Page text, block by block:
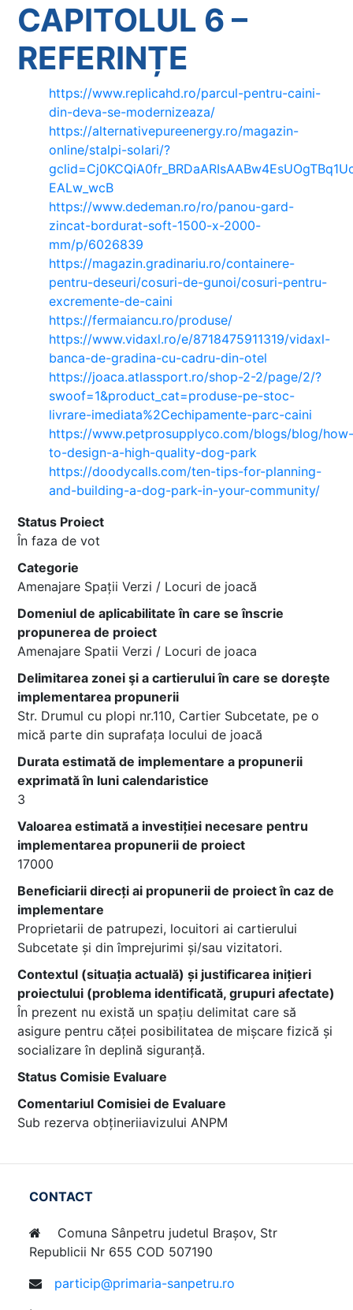
CAPITOLUL 6 –
REFERINȚE
https://www.replicahd.ro/parcul-pentru-caini-
din-deva-se-modernizeaza/
https://alternativepureenergy.ro/magazin-
online/stalpi-solari/?
EALw_wcB
https://www.dedeman.ro/ro/panou-gard-
zincat-bordurat-soft-1500-x-2000-
mm/p/6026839
https://magazin.gradinariu.ro/containere-
pentru-deseuri/cosuri-de-gunoi/cosuri-pentru-
excremente-de-caini
https://fermaiancu.ro/produse/
https://www.vidaxl.ro/e/8718475911319/vidaxl-
banca-de-gradina-cu-cadru-din-otel
https://joaca.atlassport.ro/shop-2-2/page/2/?
swoof=1&product_cat=produse-pe-stoc-
livrare-imediata%2Cechipamente-parc-caini
https://www.petprosupplyco.com/blogs/blog/
to-design-a-high-quality-dog-park
https://doodycalls.com/ten-tips-for-planning-
and-building-a-dog-park-in-your-community/
Status Proiect
În faza de vot
Categorie
Amenajare Spații Verzi / Locuri de joacă
Domeniul de aplicabilitate în care se înscrie
propunerea de proiect
Amenajare Spatii Verzi / Locuri de joaca
Delimitarea zonei şi a cartierului în care se doreşte
implementarea propunerii
Str. Drumul cu plopi nr.110, Cartier Subcetate, pe o
mică parte din suprafața locului de joacă
Durata estimată de implementare a propunerii
exprimată în luni calendaristice
3
Valoarea estimată a investiției necesare pentru
implementarea propunerii de proiect
17000
Beneficiarii direcți ai propunerii de proiect în caz de
implementare
Proprietarii de patrupezi, locuitori ai cartierului
Subcetate și din împrejurimi și/sau vizitatori.
Contextul (situația actuală) și justificarea inițieri
proiectului (problema identificată, grupuri afectate)
În prezent nu există un spațiu delimitat care să
asigure pentru căței posibilitatea de mișcare fizică și
socializare în deplină siguranță.
Status Comisie Evaluare
Comentariul Comisiei de Evaluare
Sub rezerva obțineriiavizului ANPM
CONTACT
Comuna Sânpetru judetul Brașov, Str
Republicii Nr 655 COD 507190
particip@primaria-sanpetru.ro